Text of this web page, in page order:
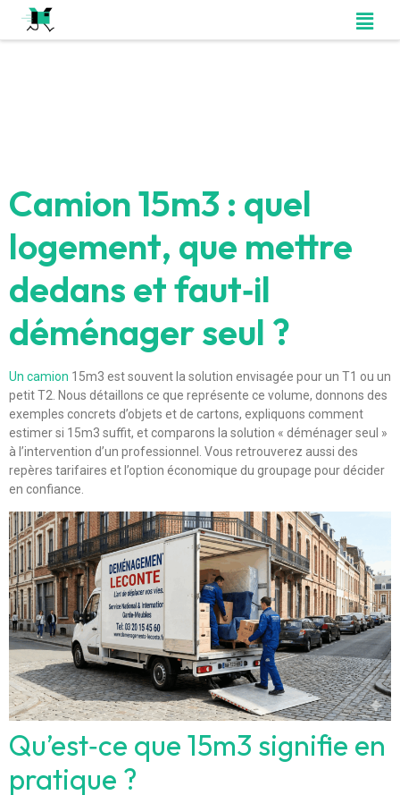
Camion 15m3 : quel
logement, que mettre
dedans et faut‑il
déménager seul ?
Un camion 15m3 est souvent la solution envisagée pour un T1 ou un
petit T2. Nous détaillons ce que représente ce volume, donnons des
exemples concrets d’objets et de cartons, expliquons comment
estimer si 15m3 suffit, et comparons la solution « déménager seul »
à l’intervention d’un professionnel. Vous retrouverez aussi des
repères tarifaires et l’option économique du groupage pour décider
en confiance.
Qu’est‑ce que 15m3 signifie en
pratique ?